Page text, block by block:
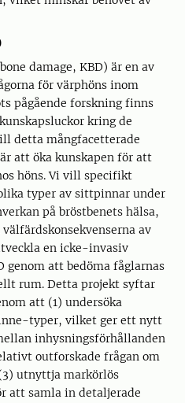
damage, KBD) är en av
för värphöns inom
pågående forskning finns
kring de
detta mångfacetterade
att öka kunskapen för att
höns. Vi vill specifikt
typer av sittpinnar under
på bröstbenets hälsa,
av
en icke-invasiv
genom att bedöma fåglarnas
rum. Detta projekt syftar
att (1) undersöka
typer, vilket ger ett nytt
inhysningsförhållanden
outforskade frågan om
utnyttja markörlös
att samla in detaljerade